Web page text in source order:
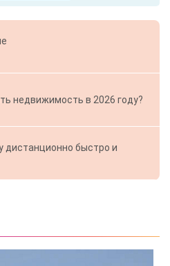
недвижимость в 2026 году?
дистанционно быстро и